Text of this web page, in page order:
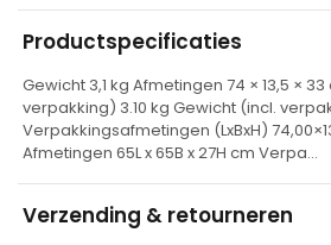
a
t
v
e
Productspecificaties
Gewicht 3,1 kg Afmetingen 74 × 13,5 ×
verpakking) 3.10 kg Gewicht (incl.
Verpakkingsafmetingen (LxBxH)
Afmetingen 65L x 65B x 27H cm Verpa…
Verzending & retourneren